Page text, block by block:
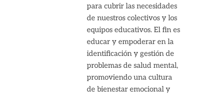
para cubrir las necesidades
de nuestros colectivos y los
equipos educativos. El fin es
educar y empoderar en la
identificación y gestión de
problemas de salud mental,
promoviendo una cultura
de bienestar emocional y